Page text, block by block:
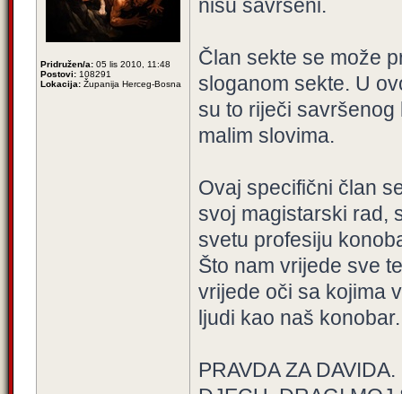
Pridružen/a: 05 lis 2010, 11:48
Postovi: 108291
Lokacija: Županija Herceg-Bosna
nisu savršeni.
Član sekte se može
sloganom sekte. U
su to riječi savršenog
malim slovima.
Ovaj specifični član
svoj magistarski rad,
svetu profesiju
Što nam vrijede sve
vrijede oči sa kojima
ljudi kao naš konobar.
PRAVDA ZA